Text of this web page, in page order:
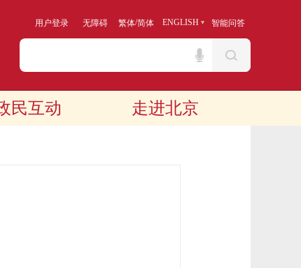
用户登录 无障碍 繁体/简体 ENGLISH 智能问答
民互动 走进北京